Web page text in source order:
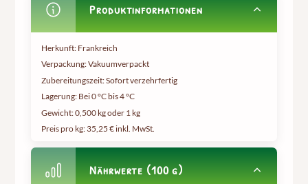
Produktinformationen
Herkunft: Frankreich
Verpackung: Vakuumverpackt
Zubereitungszeit: Sofort verzehrfertig
Lagerung: Bei 0 °C bis 4 °C
Gewicht:0,500 kg oder 1 kg
Preis pro kg: 35,25 € inkl. MwSt.
Nährwerte (100 g)